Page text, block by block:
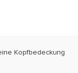
Kopfbedeckung